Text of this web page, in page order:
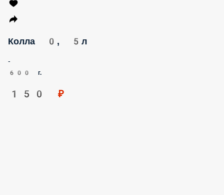
Колла 0, 5л
-
600 г.
150 ₽